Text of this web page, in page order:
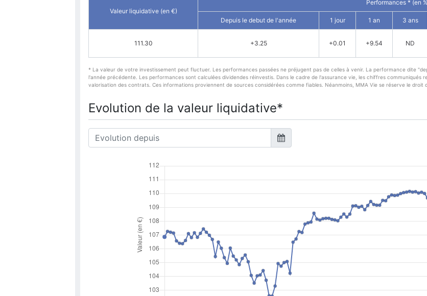
Valeur liquidative (en €)
Performances * (en
Depuis le debut de l'année 1 jour 1 an 3 ans
111.30 +3.25 +0.01 +9.54 ND
* La valeur de votre investissement peut fluctuer. Les performances passées ne préjugent pas de celles à venir. La performance dite
l'année précédente. Les performances sont calculées dividendes réinvestis. Dans le cadre de l'assurance vie, les chiffres
valorisation des contrats. Ces informations proviennent de sources considérées comme fiables. Néanmoins, MMA Vie se réserve le droit
Evolution de la valeur liquidative*